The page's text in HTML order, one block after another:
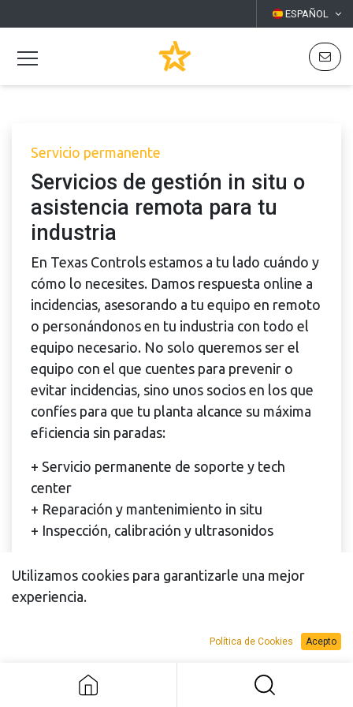
ESPAÑOL
Servicio permanente
Servicios de gestión in situ o
asistencia remota para tu
industria
En Texas Controls estamos a tu lado cuándo y
cómo lo necesites. Damos respuesta online a
incidencias, asesorando a tu equipo en remoto
o personándonos en tu industria con todo el
equipo necesario. No solo queremos ser el
equipo con el que cuentes para prevenir o
evitar incidencias, sino unos socios en los que
confíes para que tu planta alcance su máxima
eficiencia sin paradas:
+ Servicio permanente de soporte y tech
center
+ Reparación y mantenimiento in situ
+ Inspección, calibración y ultrasonidos
Solicitar información
Utilizamos cookies para garantizarle una mejor
experiencia.
Política de Cookies Acepto